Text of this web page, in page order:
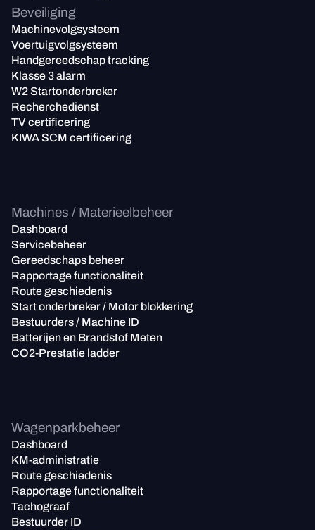
Beveiliging
Machinevolgsysteem
Voertuigvolgsysteem
Handgereedschap tracking
Klasse 3 alarm
W2 Startonderbreker
Recherchedienst
TV certificering
KIWA SCM certificering
Machines / Materieelbeheer
Dashboard
Servicebeheer
Gereedschaps beheer
Rapportage functionaliteit
Route geschiedenis
Start onderbreker / Motor blokkering
Bestuurders / Machine ID
Batterijen en Brandstof Meten
CO2-Prestatie ladder
Wagenparkbeheer
Dashboard
KM-administratie
Route geschiedenis
Rapportage functionaliteit
Tachograaf
Bestuurder ID